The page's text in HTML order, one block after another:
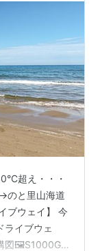
超え・・・
のと里山海道
ブウェイ】 今
ライブウェ
図🖼️S1000GT